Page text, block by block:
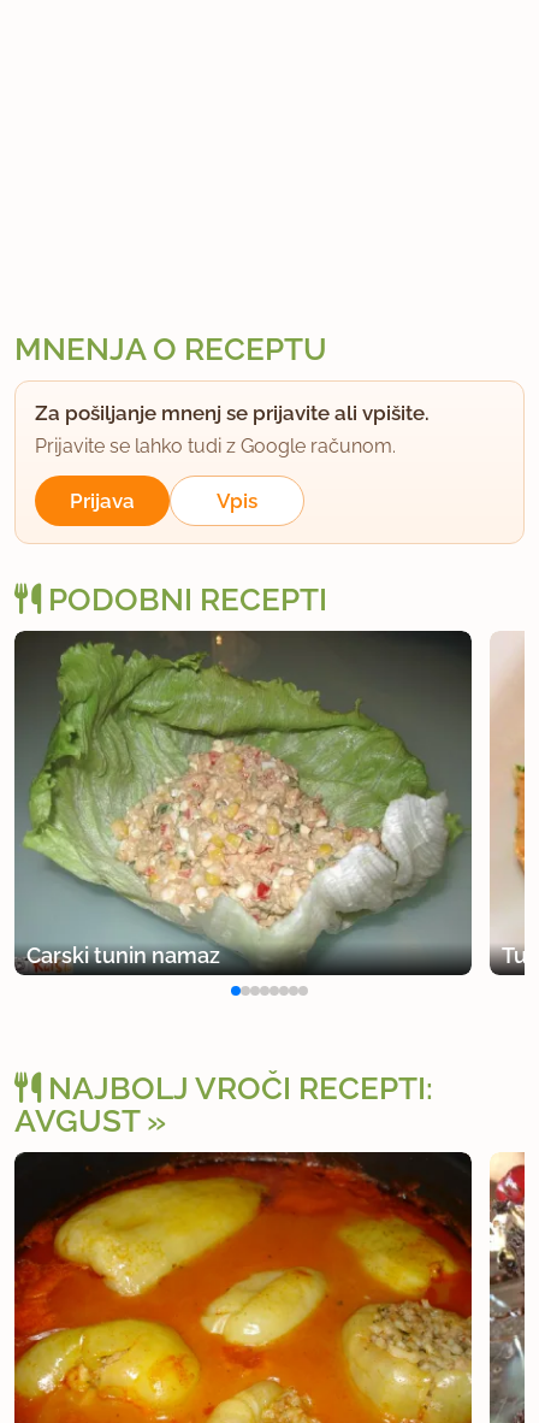
MNENJA O RECEPTU
Za pošiljanje mnenj se prijavite ali vpišite.
Prijavite se lahko tudi z Google računom.
Prijava Vpis
PODOBNI RECEPTI
Carski tunin namaz
NAJBOLJ VROČI RECEPTI:
AVGUST